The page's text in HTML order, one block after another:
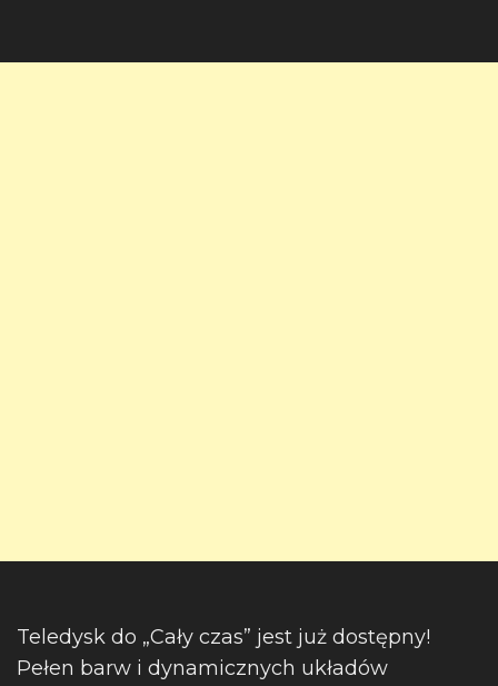
Teledysk do „Cały czas” jest już dostępny!
Pełen barw i dynamicznych układów